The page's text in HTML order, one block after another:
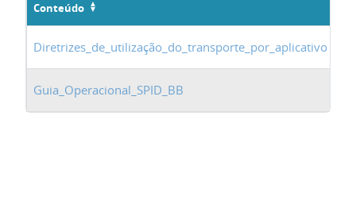
Conteúdo
Diretrizes_de_utilização_do_transporte_por_aplicativo
Guia_Operacional_SPID_BB